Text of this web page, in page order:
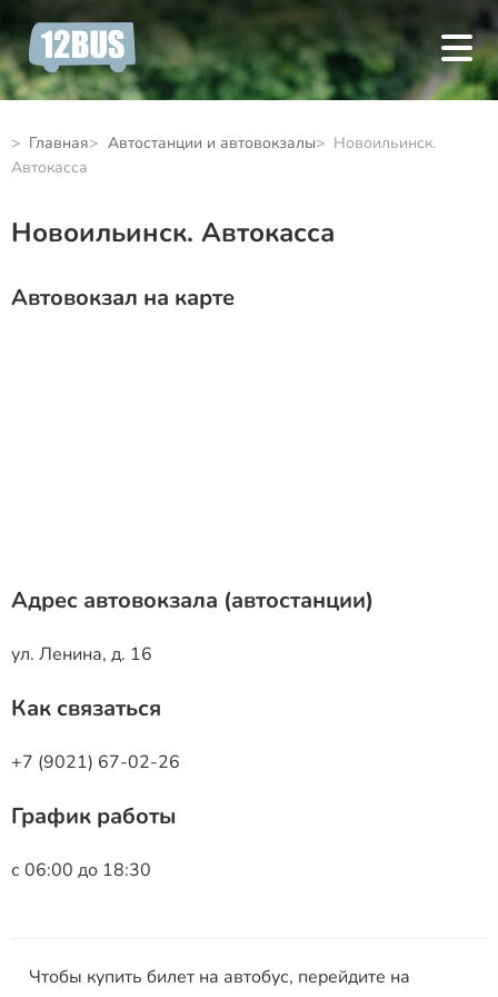
Главная Автостанции и автовокзалы
Новоильинск.
Автокасса
Новоильинск. Автокасса
Автовокзал на карте
Адрес автовокзала (автостанции)
ул. Ленина, д. 16
Как связаться
+7 (9021) 67-02-26
График работы
с 06:00 до 18:30
Чтобы купить билет на автобус, перейдите на